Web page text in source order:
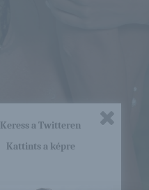
Keress a Twitteren
Kattints a képre